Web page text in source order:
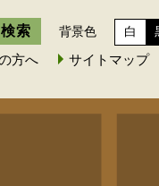
背景色 白
方へ サイトマップ